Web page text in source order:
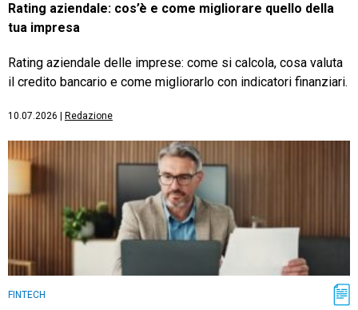
Rating aziendale: cos’è e come migliorare quello della
tua impresa
Rating aziendale delle imprese: come si calcola, cosa valuta
il credito bancario e come migliorarlo con indicatori finanziari.
10.07.2026 Redazione
FINTECH